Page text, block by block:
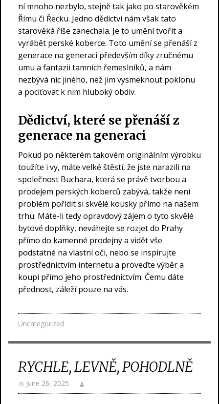
ní mnoho nezbylo, stejně tak jako po starověkém
Římu či Řecku. Jedno dědictví nám však tato
starověká říše zanechala. Je to umění tvořit a
vyrábět perské koberce. Toto umění se přenáší z
generace na generaci především díky zručnému
umu a fantazii tamních řemeslníků, a nám
nezbývá nic jiného, než jim vysmeknout poklonu
a pociťovat k nim hluboký obdiv.
Dědictví, které se přenáší z
generace na generaci
Pokud po některém takovém originálním výrobku
toužíte i vy, máte velké štěstí, že jste narazili na
společnost Buchara, která se právě tvorbou a
prodejem perských koberců zabývá, takže není
problém pořídit si skvělé kousky přímo na našem
trhu. Máte-li tedy opravdový zájem o tyto skvělé
bytové doplňky, neváhejte se rozjet do Prahy
přímo do kamenné prodejny a vidět vše
podstatné na vlastní oči, nebo se inspirujte
prostřednictvím internetu a proveďte výběr a
koupi přímo jeho prostřednictvím. Čemu dáte
přednost, záleží pouze na vás.
Uncategorized
RYCHLE, LEVNĚ, POHODLNĚ
June 26, 2025